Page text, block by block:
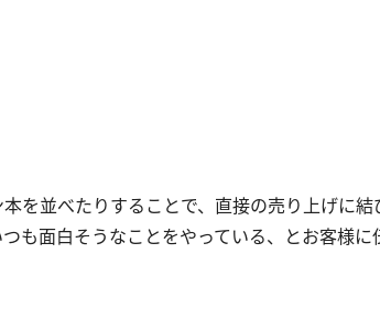
を並べたりすることで、直接の売り上げに結
も面白そうなことをやっている、とお客様に